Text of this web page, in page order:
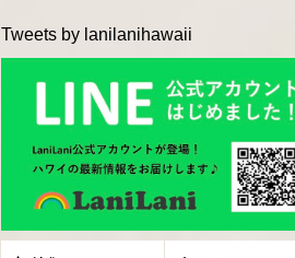
Tweets by lanilanihawaii